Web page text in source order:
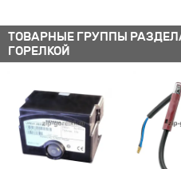
ТОВАРНЫЕ ГРУППЫ
ГОРЕЛКОЙ